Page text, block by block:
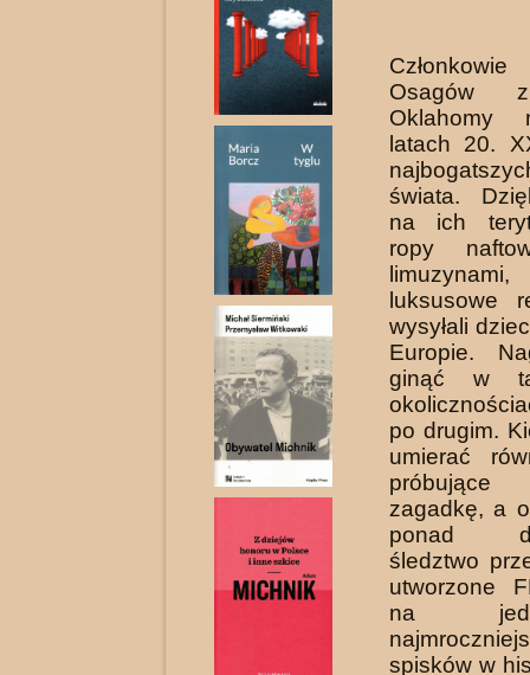
Osagów
Oklahomy
latach 20.
świata.
na ich
ropy
luksusowe
wysyłali
Europie.
ginąć w
po drugim.
umierać
zagadkę, a
ponad
śledztwo
utworzone
na
spisków w